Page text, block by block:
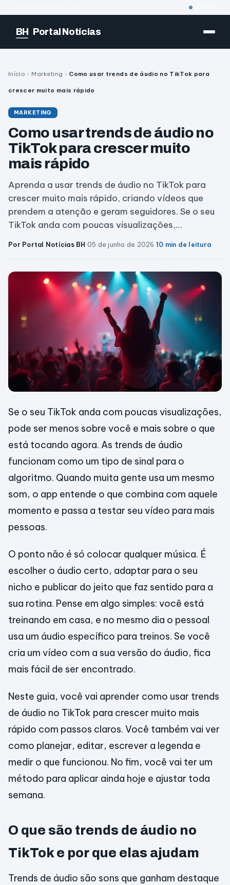
BH Portal Notícias
Início › Marketing › Como usar trends de áudio no TikTok para
crescer muito mais rápido
MARKETING
Como usar trends de áudio no
TikTok para crescer muito
mais rápido
Aprenda a usar trends de áudio no TikTok para
crescer muito mais rápido, criando vídeos que
prendem a atenção e geram seguidores. Se o seu
TikTok anda com poucas visualizações,…
Por Portal Notícias BH·05 de junho de 2026·10 min de leitura
Se o seu TikTok anda com poucas visualizações,
pode ser menos sobre você e mais sobre o que
está tocando agora. As trends de áudio
funcionam como um tipo de sinal para o
algoritmo. Quando muita gente usa um mesmo
som, o app entende o que combina com aquele
momento e passa a testar seu vídeo para mais
pessoas.
O ponto não é só colocar qualquer música. É
escolher o áudio certo, adaptar para o seu
nicho e publicar do jeito que faz sentido para a
sua rotina. Pense em algo simples: você está
treinando em casa, e no mesmo dia o pessoal
usa um áudio específico para treinos. Se você
cria um vídeo com a sua versão do áudio, fica
mais fácil de ser encontrado.
Neste guia, você vai aprender como usar trends
de áudio no TikTok para crescer muito mais
rápido com passos claros. Você também vai ver
como planejar, editar, escrever a legenda e
medir o que funcionou. No fim, você vai ter um
método para aplicar ainda hoje e ajustar toda
semana.
O que são trends de áudio no
TikTok e por que elas ajudam
Trends de áudio são sons que ganham destaque